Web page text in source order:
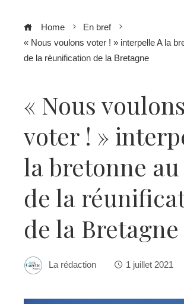
Home
En bref
« Nous voulons voter ! » interpelle A la
de la réunification de la Bretagne
« Nous voulons
voter ! »
la bretonne
de la
de la Bretagne
La rédaction 1 juillet 2021